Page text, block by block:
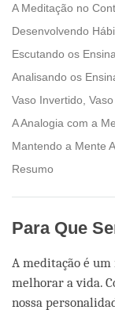
A Meditação no
Desenvolvendo
Escutando os
Analisando os
Vaso Invertido,
A Analogia com a
Mantendo a Mente
Resumo
Para Que
A meditação é
melhorar a vida.
nossa